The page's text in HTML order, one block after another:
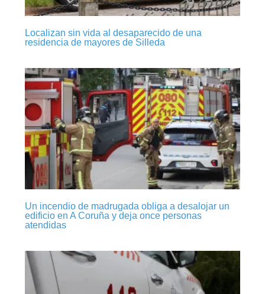
Localizan sin vida al desaparecido de una
residencia de mayores de Silleda
Un incendio de madrugada obliga a desalojar un
edificio en A Coruña y deja once personas
atendidas